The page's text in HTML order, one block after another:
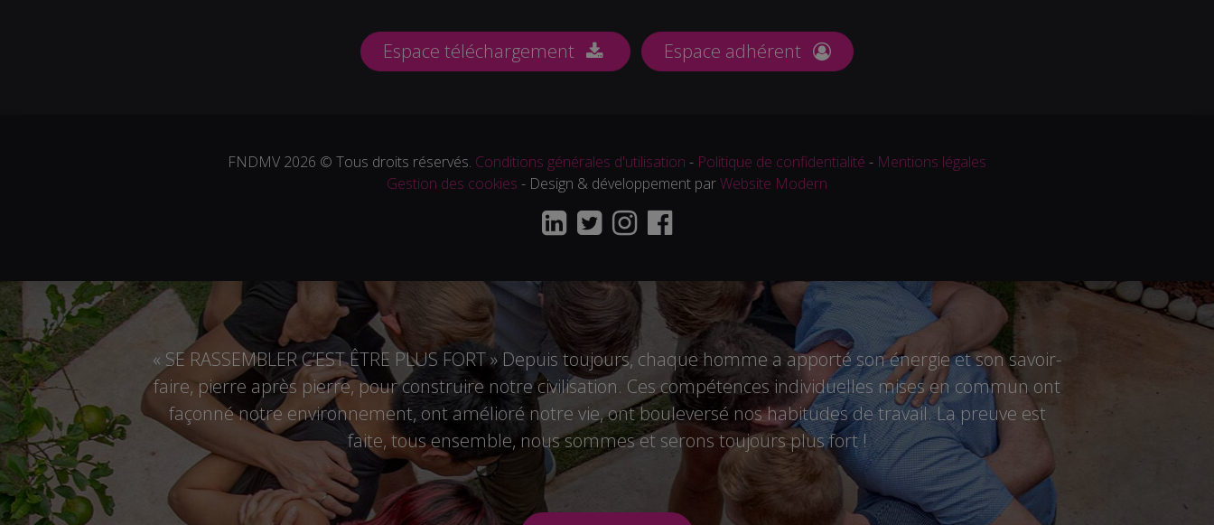
Espace téléchargement Espace adhérent
FNDMV 2026 © Tous droits réservés. Conditions générales d'utilisation - Politique de confidentialité - Mentions légales
Gestion des cookies - Design & développement parWebsite Modern
« SE RASSEMBLER C’EST ÊTRE PLUS FORT » Depuis toujours, chaque homme a apporté son énergie et son savoir-
faire, pierre après pierre, pour construire notre civilisation. Ces compétences individuelles mises en commun ont
façonné notre environnement, ont amélioré notre vie, ont bouleversé nos habitudes de travail. La preuve est
faite, tous ensemble, nous sommes et serons toujours plus fort !